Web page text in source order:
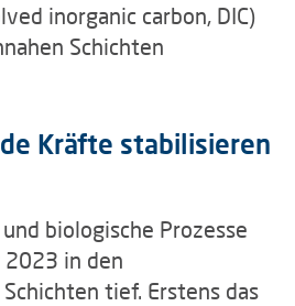
inorganic carbon, DIC)
Schichten
Kräfte stabilisieren
biologische Prozesse
2023 in den
tief. Erstens das